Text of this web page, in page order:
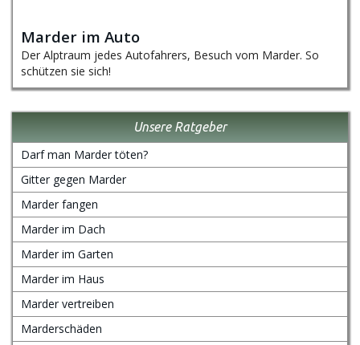
Marder im Auto
Der Alptraum jedes Autofahrers, Besuch vom Marder. So
schützen sie sich!
Unsere Ratgeber
Darf man Marder töten?
Gitter gegen Marder
Marder fangen
Marder im Dach
Marder im Garten
Marder im Haus
Marder vertreiben
Marderschäden